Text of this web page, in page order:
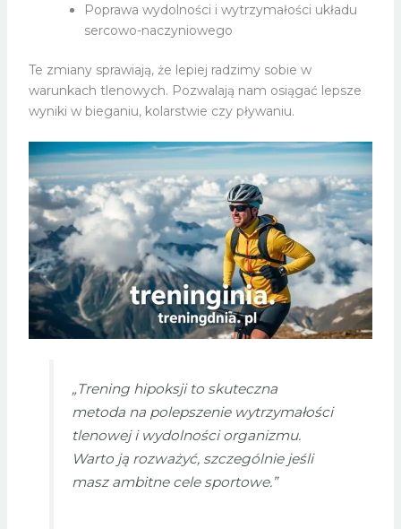
Poprawa wydolności i wytrzymałości układu
sercowo-naczyniowego
Te zmiany sprawiają, że lepiej radzimy sobie w
warunkach tlenowych. Pozwalają nam osiągać lepsze
wyniki w bieganiu, kolarstwie czy pływaniu.
„Trening hipoksji to skuteczna
metoda na polepszenie wytrzymałości
tlenoweji wydolności organizmu.
Warto ją rozważyć, szczególnie jeśli
masz ambitne cele sportowe.”